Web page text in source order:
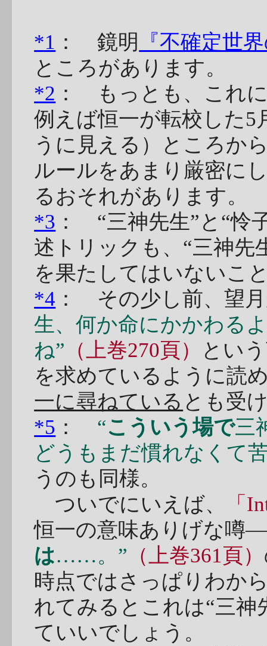
*1 ： 鏡明
『不確定世
ところがあります。
*2 ： もっとも、これ
例えば恒一が転校した5
うに見える）ところか
ルールをあまり厳密に
るおそれがあります。
*3 ： “三神先生”と“怜
述トリックも、“三神先
を果たしてはいないこ
*4 ： その少し前、望
生、何か命にかかわる
ね” （上巻270頁）
とい
を求めているように読
一に尋ねている とも受
*5 ： “こういう場で三
どうもまだ慣れなくて
うのも同様。
ついでにいえば、
「
恒一の意味ありげな噂
は……。” （上巻361頁）
時点ではさっぱりわか
れてみるとこれは“三神
ていいでしょう。